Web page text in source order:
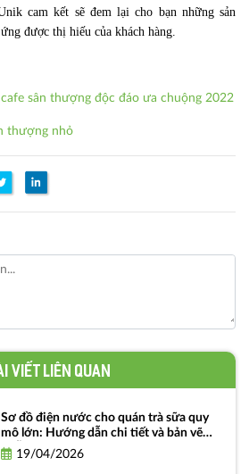
cam kết sẽ đem lại cho bạn những sản
được thị hiếu của khách hàng.
sân thượng độc đáo ưa chuộng 2022
thượng nhỏ
viết liên quan
Sơ đồ điện nước cho quán trà sữa quy
mô lớn: Hướng dẫn chi tiết và bản vẽ
miễn phí
19/04/2026